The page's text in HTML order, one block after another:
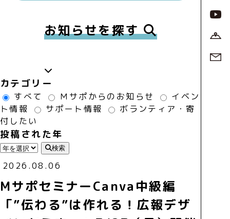
お知らせを探す
カテゴリー
すべて Ｍサポからのお知らせ
イベン
ト情報
サポート情報
ボランティア・寄
付したい
投稿された年
検索
2026.08.06
MサポセミナーCanva中級編
「”伝わる”は作れる！広報デザ